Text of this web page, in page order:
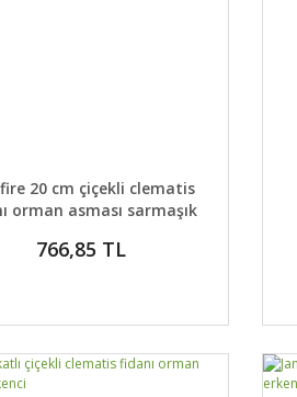
GELİNCE HABER VER
20 cm çiçekli clematis
orman asması sarmaşık
766,85 TL